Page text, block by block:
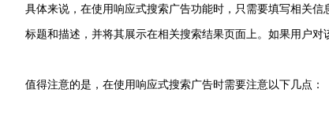
具体来说，在使用响应式搜索广告功能时，只需要填写相关
标题和描述，并将其展示在相关搜索结果页面上。如果用户
值得注意的是，在使用响应式搜索广告时需要注意以下几点：